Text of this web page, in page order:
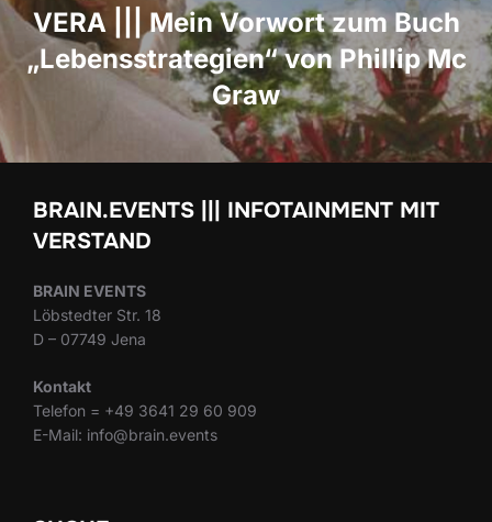
VERA ||| Mein Vorwort zum Buch
„Lebensstrategien“ von Phillip Mc
Graw
BRAIN.EVENTS ||| INFOTAINMENT MIT
VERSTAND
BRAIN EVENTS
Löbstedter Str. 18
D – 07749 Jena
Kontakt
Telefon = +49 3641 29 60 909
E-Mail: info@brain.events